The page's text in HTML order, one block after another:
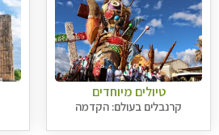
טיולים מיוחדים
קרנבלים בעולם: הקדמה